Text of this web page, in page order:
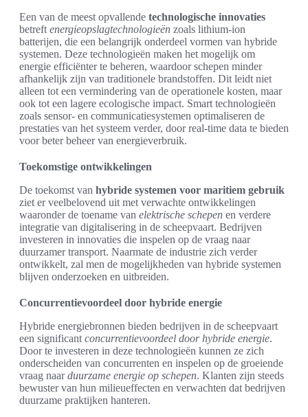
Een van de meest opvallende technologische innovaties
betreft energieopslagtechnologieën zoals lithium-ion
batterijen, die een belangrijk onderdeel vormen van hybride
systemen. Deze technologieën maken het mogelijk om
energie efficiënter te beheren, waardoor schepen minder
afhankelijk zijn van traditionele brandstoffen. Dit leidt niet
alleen tot een vermindering van de operationele kosten, maar
ook tot een lagere ecologische impact. Smart technologieën
zoals sensor- en communicatiesystemen optimaliseren de
prestaties van het systeem verder, door real-time data te bieden
voor beter beheer van energieverbruik.
Toekomstige ontwikkelingen
De toekomst van hybride systemen voor maritiem gebruik
ziet er veelbelovend uit met verwachte ontwikkelingen
waaronder de toename van elektrische schepen en verdere
integratie van digitalisering in de scheepvaart. Bedrijven
investeren in innovaties die inspelen op de vraag naar
duurzamer transport. Naarmate de industrie zich verder
ontwikkelt, zal men de mogelijkheden van hybride systemen
blijven onderzoeken en uitbreiden.
Concurrentievoordeel door hybride energie
Hybride energiebronnen bieden bedrijven in de scheepvaart
een significant concurrentievoordeel door hybride energie.
Door te investeren in deze technologieën kunnen ze zich
onderscheiden van concurrenten en inspelen op de groeiende
vraag naarduurzame energie op schepen. Klanten zijn steeds
bewuster van hun milieueffecten en verwachten dat bedrijven
duurzame praktijken hanteren.